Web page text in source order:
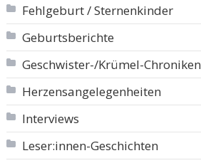
Fehlgeburt / Sternenkinder
Geburtsberichte
Geschwister-/Krümel-Chroniken
Herzensangelegenheiten
Interviews
Leser:innen-Geschichten